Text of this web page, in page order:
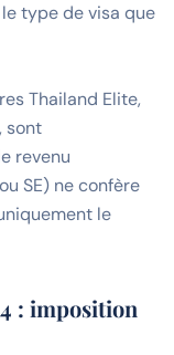
type de visa que
Thailand Elite,
sont
revenu
SE) ne confère
le
: imposition